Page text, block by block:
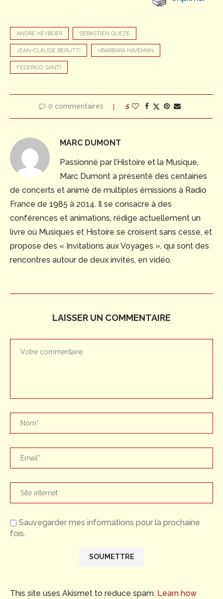
ANDRÉ HEYBOER SÉBASTIEN GUÈZE
JEAN-CLAUDE BERUTTI VBARBARA HAVEMAN
FEDERICO SANTI
0 commentaires 5
MARC DUMONT
Passionné par l’Histoire et la Musique,
Marc Dumont a présenté des centaines
de concerts et animé de multiples émissions à Radio
France de 1985 à 2014. Il se consacre à des
conférences et animations, rédige actuellement un
livre où Musiques et Histoire se croisent sans cesse, et
propose des « Invitations aux Voyages », qui sont des
rencontres autour de deux invités, en vidéo.
LAISSER UN COMMENTAIRE
Sauvegarder mes informations pour la prochaine
fois.
This site uses Akismet to reduce spam. Learn how